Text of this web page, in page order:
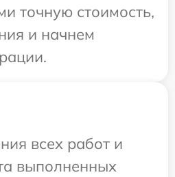
точную стоимость,
и начнем
всех работ и
выполненных